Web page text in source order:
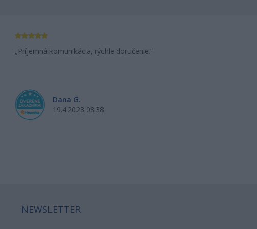
Príjemná komunikácia, rýchle doručenie.
Dana G.
19.4.2023 08:38
NEWSLETTER